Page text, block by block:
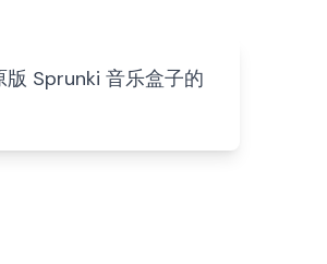
Sprunki 音乐盒子的